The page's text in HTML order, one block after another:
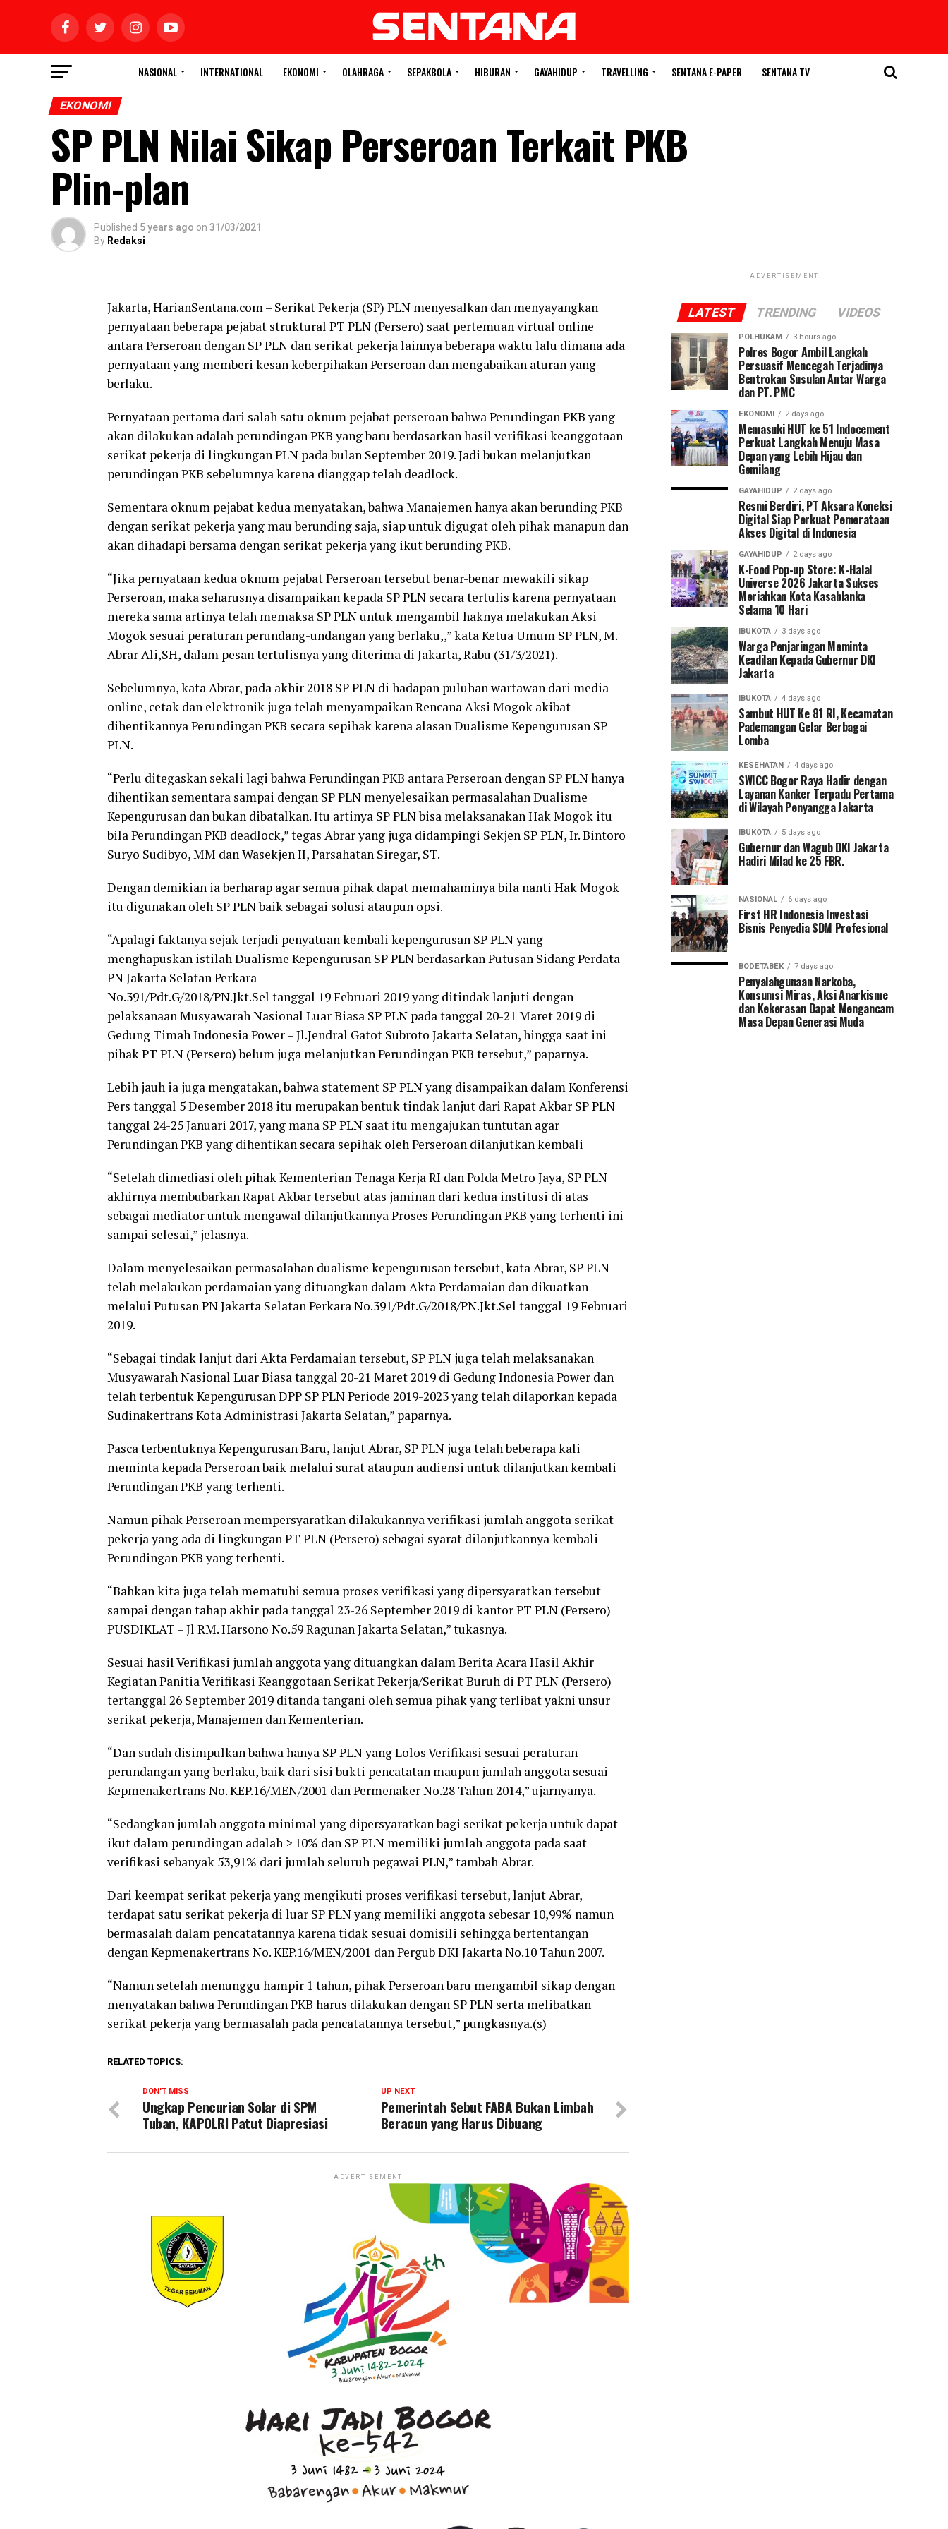
NASIONAL INTERNATIONAL EKONOMI OLAHRAGA SEPAKBOLA HIBURAN GAYAHIDUP TRAVELLING SENTANA E-PAPER SENTANA TV
EKONOMI
SP PLN Nilai Sikap Perseroan Terkait PKB
Plin-plan
Published 5 years ago on 31/03/2021
By Redaksi
Jakarta, HarianSentana.com – Serikat Pekerja (SP) PLN menyesalkan dan menyayangkan
pernyataan beberapa pejabat struktural PT PLN (Persero) saat pertemuan virtual online
antara Perseroan dengan SP PLN dan serikat pekerja lainnya beberapa waktu lalu dimana ada
pernyataan yang memberi kesan keberpihakan Perseroan dan mengabaikan aturan yang
berlaku.
Pernyataan pertama dari salah satu oknum pejabat perseroan bahwa Perundingan PKB yang
akan dilakukan adalah perundingan PKB yang baru berdasarkan hasil verifikasi keanggotaan
serikat pekerja di lingkungan PLN pada bulan September 2019. Jadi bukan melanjutkan
perundingan PKB sebelumnya karena dianggap telah deadlock.
Sementara oknum pejabat kedua menyatakan, bahwa Manajemen hanya akan berunding PKB
dengan serikat pekerja yang mau berunding saja, siap untuk digugat oleh pihak manapun dan
akan dihadapi bersama dengan serikat pekerja yang ikut berunding PKB.
“Jika pernyataan kedua oknum pejabat Perseroan tersebut benar-benar mewakili sikap
Perseroan, maka seharusnya disampaikan kepada SP PLN secara tertulis karena pernyataan
mereka sama artinya telah memaksa SP PLN untuk mengambil haknya melakukan Aksi
Mogok sesuai peraturan perundang-undangan yang berlaku,,” kata Ketua Umum SP PLN, M.
Abrar Ali,SH, dalam pesan tertulisnya yang diterima di Jakarta, Rabu (31/3/2021).
Sebelumnya, kata Abrar, pada akhir 2018 SP PLN di hadapan puluhan wartawan dari media
online, cetak dan elektronik juga telah menyampaikan Rencana Aksi Mogok akibat
dihentikannya Perundingan PKB secara sepihak karena alasan Dualisme Kepengurusan SP
PLN.
“Perlu ditegaskan sekali lagi bahwa Perundingan PKB antara Perseroan dengan SP PLN hanya
dihentikan sementara sampai dengan SP PLN menyelesaikan permasalahan Dualisme
Kepengurusan dan bukan dibatalkan. Itu artinya SP PLN bisa melaksanakan Hak Mogok itu
bila Perundingan PKB deadlock,” tegas Abrar yang juga didampingi Sekjen SP PLN, Ir. Bintoro
Suryo Sudibyo, MM dan Wasekjen II, Parsahatan Siregar, ST.
Dengan demikian ia berharap agar semua pihak dapat memahaminya bila nanti Hak Mogok
itu digunakan oleh SP PLN baik sebagai solusi ataupun opsi.
“Apalagi faktanya sejak terjadi penyatuan kembali kepengurusan SP PLN yang
menghapuskan istilah Dualisme Kepengurusan SP PLN berdasarkan Putusan Sidang Perdata
PN Jakarta Selatan Perkara
No.391/Pdt.G/2018/PN.Jkt.Sel tanggal 19 Februari 2019 yang ditindak lanjuti dengan
pelaksanaan Musyawarah Nasional Luar Biasa SP PLN pada tanggal 20-21 Maret 2019 di
Gedung Timah Indonesia Power – Jl.Jendral Gatot Subroto Jakarta Selatan, hingga saat ini
pihak PT PLN (Persero) belum juga melanjutkan Perundingan PKB tersebut,” paparnya.
Lebih jauh ia juga mengatakan, bahwa statement SP PLN yang disampaikan dalam Konferensi
Pers tanggal 5 Desember 2018 itu merupakan bentuk tindak lanjut dari Rapat Akbar SP PLN
tanggal 24-25 Januari 2017, yang mana SP PLN saat itu mengajukan tuntutan agar
Perundingan PKB yang dihentikan secara sepihak oleh Perseroan dilanjutkan kembali
“Setelah dimediasi oleh pihak Kementerian Tenaga Kerja RI dan Polda Metro Jaya, SP PLN
akhirnya membubarkan Rapat Akbar tersebut atas jaminan dari kedua institusi di atas
sebagai mediator untuk mengawal dilanjutkannya Proses Perundingan PKB yang terhenti ini
sampai selesai,” jelasnya.
Dalam menyelesaikan permasalahan dualisme kepengurusan tersebut, kata Abrar, SP PLN
telah melakukan perdamaian yang dituangkan dalam Akta Perdamaian dan dikuatkan
melalui Putusan PN Jakarta Selatan Perkara No.391/Pdt.G/2018/PN.Jkt.Sel tanggal 19 Februari
2019.
“Sebagai tindak lanjut dari Akta Perdamaian tersebut, SP PLN juga telah melaksanakan
Musyawarah Nasional Luar Biasa tanggal 20-21 Maret 2019 di Gedung Indonesia Power dan
telah terbentuk Kepengurusan DPP SP PLN Periode 2019-2023 yang telah dilaporkan kepada
Sudinakertrans Kota Administrasi Jakarta Selatan,” paparnya.
Pasca terbentuknya Kepengurusan Baru, lanjut Abrar, SP PLN juga telah beberapa kali
meminta kepada Perseroan baik melalui surat ataupun audiensi untuk dilanjutkan kembali
Perundingan PKB yang terhenti.
Namun pihak Perseroan mempersyaratkan dilakukannya verifikasi jumlah anggota serikat
pekerja yang ada di lingkungan PT PLN (Persero) sebagai syarat dilanjutkannya kembali
Perundingan PKB yang terhenti.
“Bahkan kita juga telah mematuhi semua proses verifikasi yang dipersyaratkan tersebut
sampai dengan tahap akhir pada tanggal 23-26 September 2019 di kantor PT PLN (Persero)
PUSDIKLAT – Jl RM. Harsono No.59 Ragunan Jakarta Selatan,” tukasnya.
Sesuai hasil Verifikasi jumlah anggota yang dituangkan dalam Berita Acara Hasil Akhir
Kegiatan Panitia Verifikasi Keanggotaan Serikat Pekerja/Serikat Buruh di PT PLN (Persero)
tertanggal 26 September 2019 ditanda tangani oleh semua pihak yang terlibat yakni unsur
serikat pekerja, Manajemen dan Kementerian.
“Dan sudah disimpulkan bahwa hanya SP PLN yang Lolos Verifikasi sesuai peraturan
perundangan yang berlaku, baik dari sisi bukti pencatatan maupun jumlah anggota sesuai
Kepmenakertrans No. KEP.16/MEN/2001 dan Permenaker No.28 Tahun 2014,” ujarnyanya.
“Sedangkan jumlah anggota minimal yang dipersyaratkan bagi serikat pekerja untuk dapat
ikut dalam perundingan adalah > 10% dan SP PLN memiliki jumlah anggota pada saat
verifikasi sebanyak 53,91% dari jumlah seluruh pegawai PLN,” tambah Abrar.
Dari keempat serikat pekerja yang mengikuti proses verifikasi tersebut, lanjut Abrar,
terdapat satu serikat pekerja di luar SP PLN yang memiliki anggota sebesar 10,99% namun
bermasalah dalam pencatatannya karena tidak sesuai domisili sehingga bertentangan
dengan Kepmenakertrans No. KEP.16/MEN/2001 dan Pergub DKI Jakarta No.10 Tahun 2007.
“Namun setelah menunggu hampir 1 tahun, pihak Perseroan baru mengambil sikap dengan
menyatakan bahwa Perundingan PKB harus dilakukan dengan SP PLN serta melibatkan
serikat pekerja yang bermasalah pada pencatatannya tersebut,” pungkasnya.(s)
RELATED TOPICS:
UP NEXT
Pemerintah Sebut FABA Bukan Limbah
Beracun yang Harus Dibuang
DON'T MISS
Ungkap Pencurian Solar di SPM
Tuban, KAPOLRI Patut Diapresiasi
ADVERTISEMENT
ADVERTISEMENT
LATEST TRENDING VIDEOS
POLHUKAM 3 hours ago
Polres Bogor Ambil Langkah
Persuasif Mencegah Terjadinya
Bentrokan Susulan Antar Warga
dan PT. PMC
EKONOMI 2 days ago
Memasuki HUT ke 51 Indocement
Perkuat Langkah Menuju Masa
Depan yang Lebih Hijau dan
Gemilang
GAYAHIDUP 2 days ago
Resmi Berdiri, PT Aksara Koneksi
Digital Siap Perkuat Pemerataan
Akses Digital di Indonesia
GAYAHIDUP 2 days ago
K-Food Pop-up Store: K-Halal
Universe 2026 Jakarta Sukses
Meriahkan Kota Kasablanka
Selama 10 Hari
IBUKOTA 3 days ago
Warga Penjaringan Meminta
Keadilan Kepada Gubernur DKI
Jakarta
IBUKOTA 4 days ago
Sambut HUT Ke 81 RI, Kecamatan
Pademangan Gelar Berbagai
Lomba
KESEHATAN 4 days ago
SWICC Bogor Raya Hadir dengan
Layanan Kanker Terpadu Pertama
di Wilayah Penyangga Jakarta
IBUKOTA 5 days ago
Gubernur dan Wagub DKI Jakarta
Hadiri Milad ke 25 FBR.
NASIONAL 6 days ago
First HR Indonesia Investasi
Bisnis Penyedia SDM Profesional
BODETABEK 7 days ago
Penyalahgunaan Narkoba,
Konsumsi Miras, Aksi Anarkisme
dan Kekerasan Dapat Mengancam
Masa Depan Generasi Muda